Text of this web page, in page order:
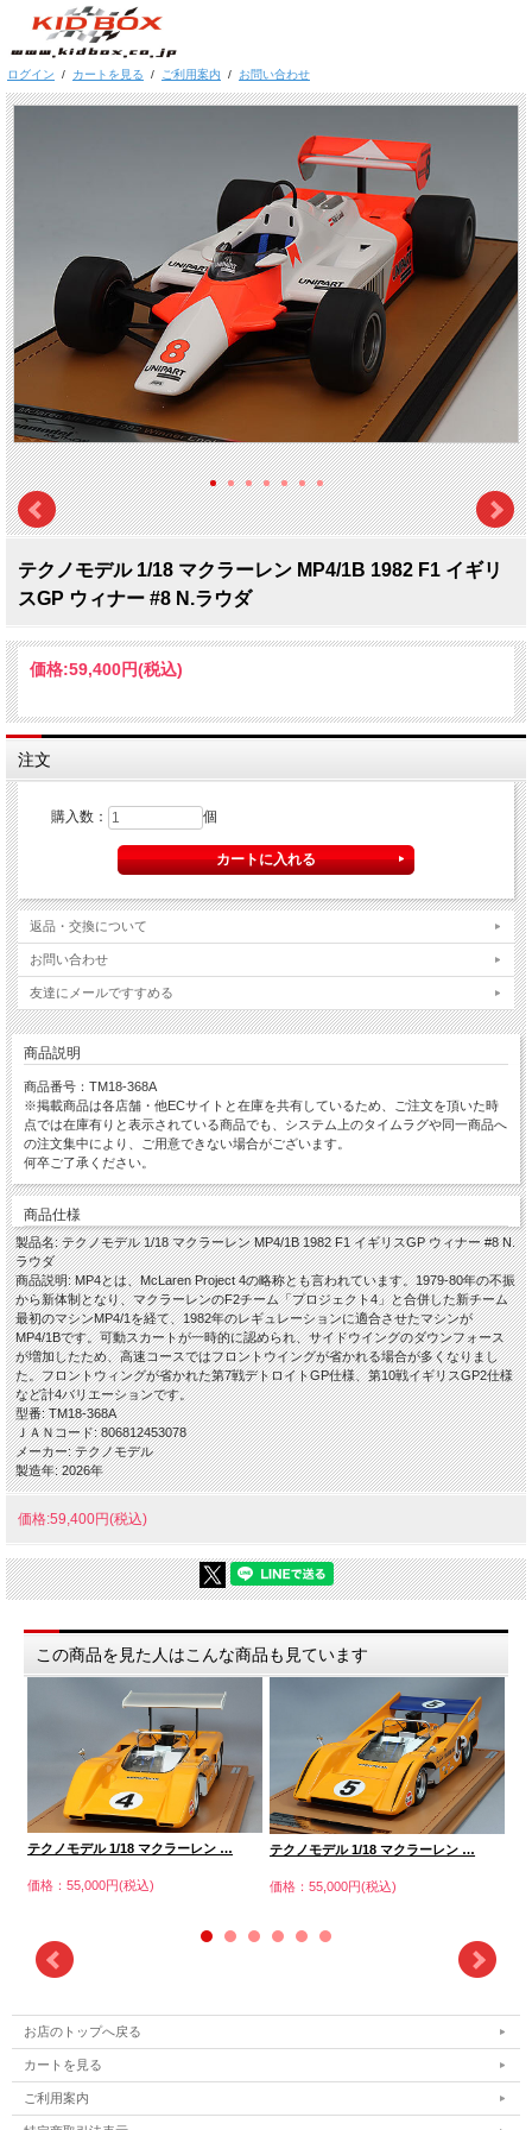
ログイン / カートを見る / ご利用案内 / お問い合わせ
テクノモデル 1/18 マクラーレン MP4/1B 1982 F1 イギリ
スGP ウィナー #8 N.ラウダ
価格:59,400円(税込)
注文
購入数： 個
返品・交換について
お問い合わせ
友達にメールですすめる
商品説明
商品番号：TM18-368A
※掲載商品は各店舗・他ECサイトと在庫を共有しているため、ご注文を頂いた時
点では在庫有りと表示されている商品でも、システム上のタイムラグや同一商品へ
の注文集中により、ご用意できない場合がございます。
何卒ご了承ください。
商品仕様
製品名: テクノモデル 1/18 マクラーレン MP4/1B 1982 F1 イギリスGP ウィナー #8 N.
ラウダ
商品説明: MP4とは、McLaren Project 4の略称とも言われています。1979-80年の不振
から新体制となり、マクラーレンのF2チーム「プロジェクト4」と合併した新チーム
最初のマシンMP4/1を経て、1982年のレギュレーションに適合させたマシンが
MP4/1Bです。可動スカートが一時的に認められ、サイドウイングのダウンフォース
が増加したため、高速コースではフロントウイングが省かれる場合が多くなりまし
た。フロントウィングが省かれた第7戦デトロイトGP仕様、第10戦イギリスGP2仕様
など計4バリエーションです。
型番: TM18-368A
ＪＡＮコード: 806812453078
メーカー: テクノモデル
製造年: 2026年
価格:59,400円(税込)
この商品を見た人はこんな商品も見ています
テクノモデル 1/18 マクラーレン …
価格：55,000円(税込)
テクノモデル 1/18 マクラーレン …
価格：55,000円(税込)
お店のトップへ戻る
カートを見る
ご利用案内